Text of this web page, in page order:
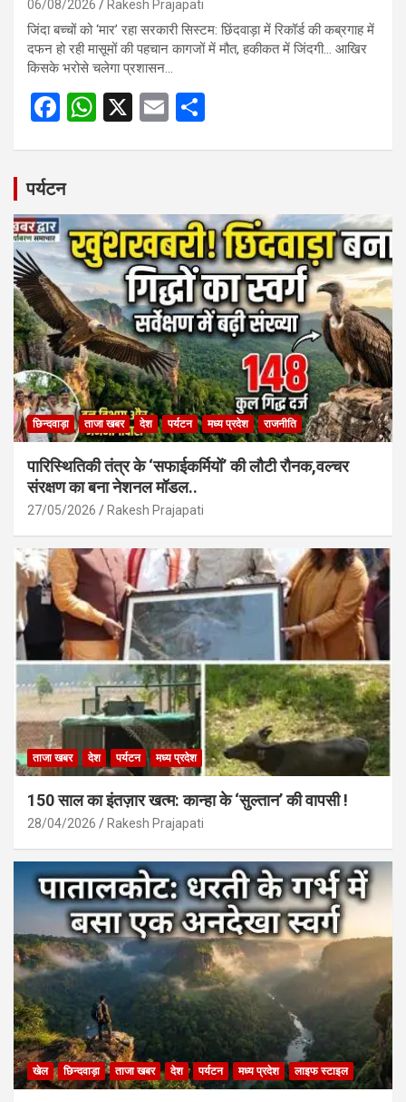
06/08/2026 Rakesh Prajapati
जिंदा बच्चों को ‘मार’ रहा सरकारी सिस्टम: छिंदवाड़ा में रिकॉर्ड की कब्रगाह में
दफन हो रही मासूमों की पहचान कागजों में मौत, हकीकत में जिंदगी… आखिर
किसके भरोसे चलेगा प्रशासन…
F
b
o
o
k
W
A
p
p
X
E
पर्यटन
छिन्दवाड़ा ताजा खबर देश पर्यटन मध्य प्रदेश राजनीति
पारिस्थितिकी तंत्र के ‘सफाईकर्मियों’ की लौटी रौनक,वल्चर
संरक्षण का बना नेशनल मॉडल..
27/05/2026 Rakesh Prajapati
ताजा खबर देश पर्यटन मध्य प्रदेश
150 साल का इंतज़ार खत्म: कान्हा के ‘सुल्तान’ की वापसी !
28/04/2026 Rakesh Prajapati
खेल छिन्दवाड़ा ताजा खबर देश पर्यटन मध्य प्रदेश लाइफ स्टाइल